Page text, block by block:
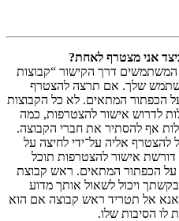
אני מצטרף לאחת?
המשתמשים דרך הקישור “קבוצות
שלך. אם תרצה להצטרף
הכפתור המתאים. לא כל הקבוצות
לדרוש אישור להצטרפות, כמה
אף להסתיר את חברי הקבוצה.
אליה על־ידי לחיצה על
אישור להצטרפות תוכל
על הכפתור המתאים. ראש קבוצת
ויכול לשאול אותך מדוע
אל תטריד ראש קבוצה אם הוא
לו הסיבות שלו.